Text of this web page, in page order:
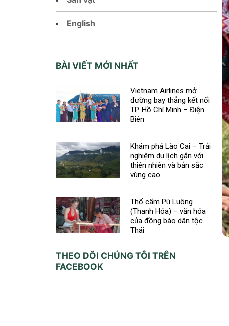
English
BÀI VIẾT MỚI NHẤT
Vietnam Airlines mở
đường bay thẳng kết nối
TP. Hồ Chí Minh – Điện
Biên
Khám phá Lào Cai – Trải
nghiệm du lịch gắn với
thiên nhiên và bản sắc
vùng cao
Thổ cẩm Pù Luông
(Thanh Hóa) – văn hóa
của đồng bào dân tộc
Thái
THEO DÕI CHÚNG TÔI TRÊN
FACEBOOK